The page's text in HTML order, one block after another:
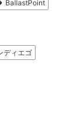
BallastPoint
ディエゴ